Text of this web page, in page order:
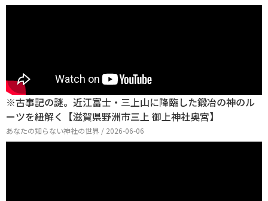
※古事記の謎。近江富士・三上山に降臨した鍛冶の神のル
ーツを紐解く【滋賀県野洲市三上 御上神社奥宮】
あなたの知らない神社の世界 / 2026-06-06